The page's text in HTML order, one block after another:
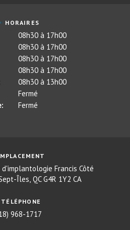
HORAIRES
08h30 à 17h00
08h30 à 17h00
08h30 à 17h00
08h30 à 17h00
08h30 à 13h00
Fermé
Fermé
Francis Côté
Îles QC G4R 1Y2 CA
TÉLÉPHONE
968-1717